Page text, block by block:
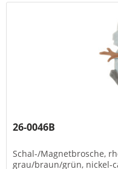
26-0046B
Schal-/Magnetbrosche,
grau/braun/grün, nickel-